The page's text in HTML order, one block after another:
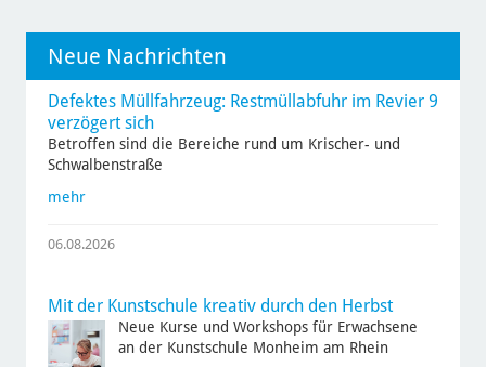
Neue Nachrichten
Defektes Müllfahrzeug: Restmüllabfuhr im Revier 9
verzögert sich
Betroffen sind die Bereiche rund um Krischer- und
Schwalbenstraße
mehr
06.08.2026
Mit der Kunstschule kreativ durch den Herbst
Neue Kurse und Workshops für Erwachsene
an der Kunstschule Monheim am Rhein